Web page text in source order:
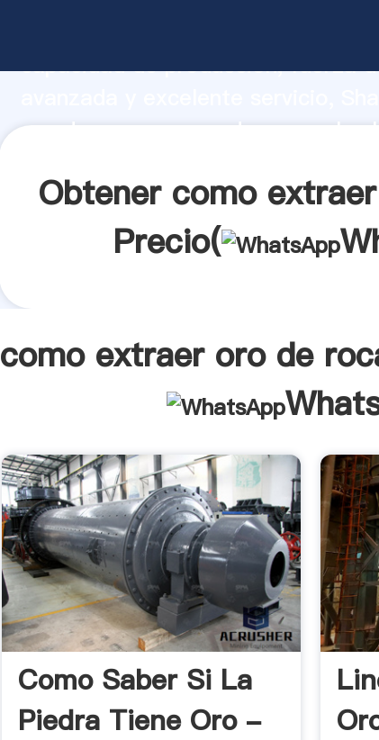
capacidad de producción, fuerza
oro de rocas proveedor crea el
Obtener como
Precio(
como extraer oro de
Como Saber Si La
Piedra Tiene Oro -